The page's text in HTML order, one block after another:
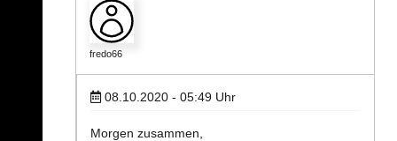
fredo66
08.10.2020 - 05:49 Uhr
Morgen zusammen,